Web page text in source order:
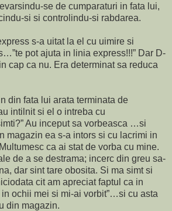
se de cumparaturi in fata lui,
si si controlindu-si rabdarea.
s-a uitat la el cu uimire si
pot ajuta in linia express!!!” Dar D-
cap ca nu. Era determinat sa reduca
din fata lui arata terminata de
intilnit si el o intreba cu
Au inceput sa vorbeasca …si
magazin ea s-a intors si cu lacrimi in
ca ai stat de vorba cu mine.
de a se destrama; incerc din greu sa-
dar sint tare obosita. Si ma simt si
cit am apreciat faptul ca in
ochii mei si mi-ai vorbit”…si cu asta
din magazin.